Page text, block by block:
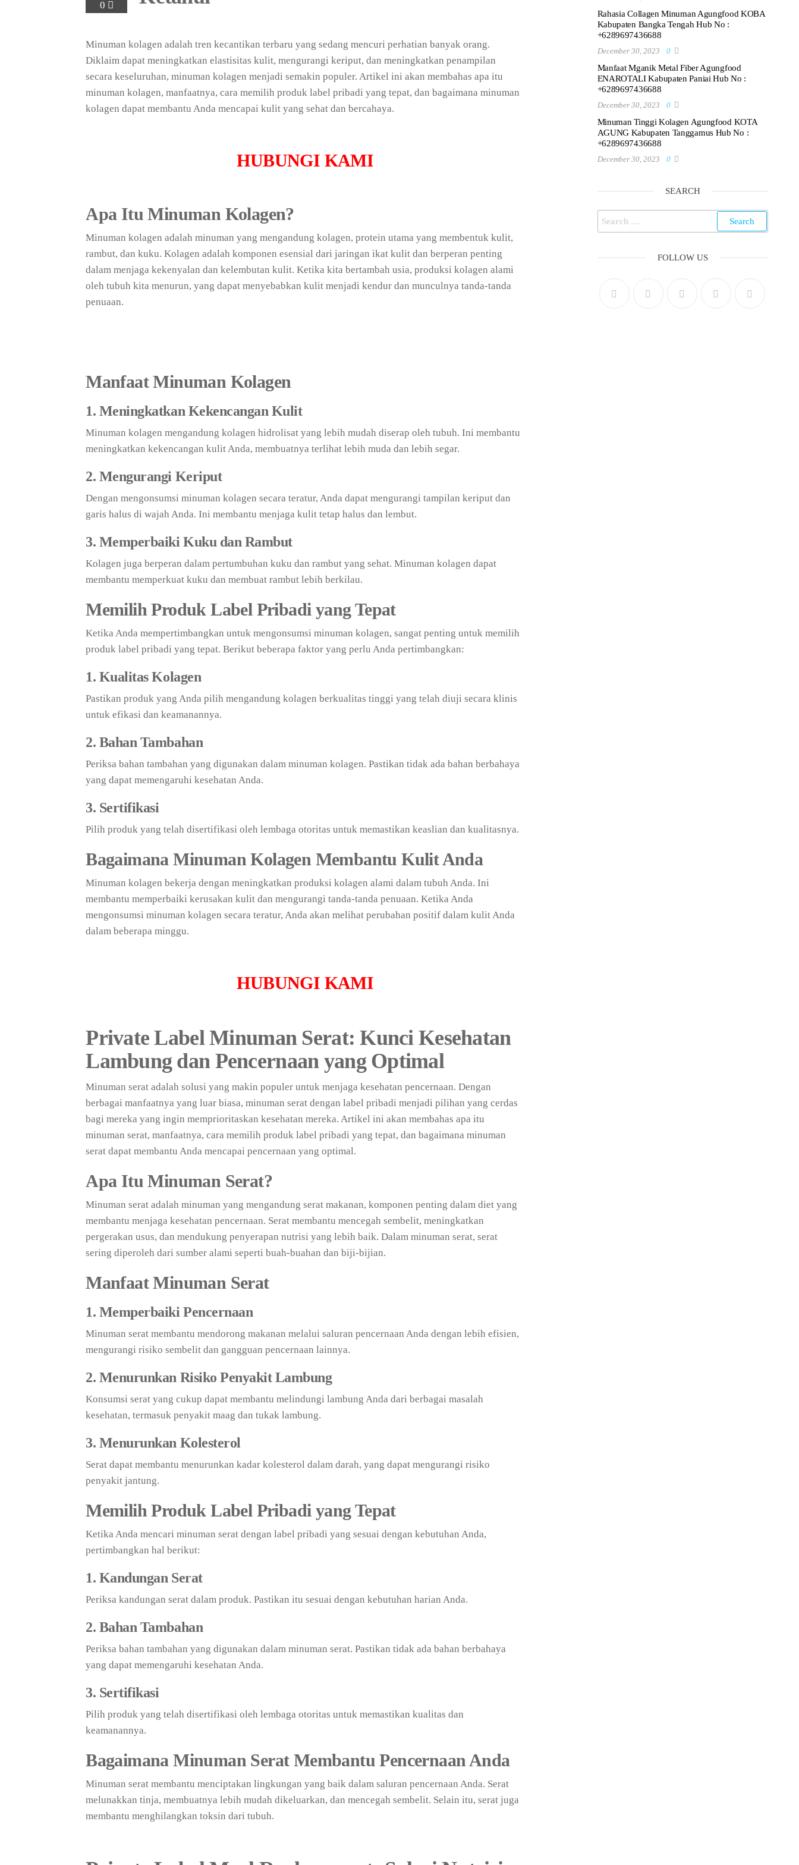
0
Minuman kolagen adalah tren kecantikan terbaru yang sedang mencuri perhatian banyak orang.
Diklaim dapat meningkatkan elastisitas kulit, mengurangi keriput, dan meningkatkan penampilan
secara keseluruhan, minuman kolagen menjadi semakin populer. Artikel ini akan membahas apa itu
minuman kolagen, manfaatnya, cara memilih produk label pribadi yang tepat, dan bagaimana minuman
kolagen dapat membantu Anda mencapai kulit yang sehat dan bercahaya.
HUBUNGI KAMI
Apa Itu Minuman Kolagen?
Minuman kolagen adalah minuman yang mengandung kolagen, protein utama yang membentuk kulit,
rambut, dan kuku. Kolagen adalah komponen esensial dari jaringan ikat kulit dan berperan penting
dalam menjaga kekenyalan dan kelembutan kulit. Ketika kita bertambah usia, produksi kolagen alami
oleh tubuh kita menurun, yang dapat menyebabkan kulit menjadi kendur dan munculnya tanda-tanda
penuaan.
Manfaat Minuman Kolagen
1. Meningkatkan Kekencangan Kulit
Minuman kolagen mengandung kolagen hidrolisat yang lebih mudah diserap oleh tubuh. Ini membantu
meningkatkan kekencangan kulit Anda, membuatnya terlihat lebih muda dan lebih segar.
2. Mengurangi Keriput
Dengan mengonsumsi minuman kolagen secara teratur, Anda dapat mengurangi tampilan keriput dan
garis halus di wajah Anda. Ini membantu menjaga kulit tetap halus dan lembut.
3. Memperbaiki Kuku dan Rambut
Kolagen juga berperan dalam pertumbuhan kuku dan rambut yang sehat. Minuman kolagen dapat
membantu memperkuat kuku dan membuat rambut lebih berkilau.
Memilih Produk Label Pribadi yang Tepat
Ketika Anda mempertimbangkan untuk mengonsumsi minuman kolagen, sangat penting untuk memilih
produk label pribadi yang tepat. Berikut beberapa faktor yang perlu Anda pertimbangkan:
1. Kualitas Kolagen
Pastikan produk yang Anda pilih mengandung kolagen berkualitas tinggi yang telah diuji secara klinis
untuk efikasi dan keamanannya.
2. Bahan Tambahan
Periksa bahan tambahan yang digunakan dalam minuman kolagen. Pastikan tidak ada bahan berbahaya
yang dapat memengaruhi kesehatan Anda.
3. Sertifikasi
Pilih produk yang telah disertifikasi oleh lembaga otoritas untuk memastikan keaslian dan kualitasnya.
Bagaimana Minuman Kolagen Membantu Kulit Anda
Minuman kolagen bekerja dengan meningkatkan produksi kolagen alami dalam tubuh Anda. Ini
membantu memperbaiki kerusakan kulit dan mengurangi tanda-tanda penuaan. Ketika Anda
mengonsumsi minuman kolagen secara teratur, Anda akan melihat perubahan positif dalam kulit Anda
dalam beberapa minggu.
HUBUNGI KAMI
Private Label Minuman Serat: Kunci Kesehatan
Lambung dan Pencernaan yang Optimal
Minuman serat adalah solusi yang makin populer untuk menjaga kesehatan pencernaan. Dengan
berbagai manfaatnya yang luar biasa, minuman serat dengan label pribadi menjadi pilihan yang cerdas
bagi mereka yang ingin memprioritaskan kesehatan mereka. Artikel ini akan membahas apa itu
minuman serat, manfaatnya, cara memilih produk label pribadi yang tepat, dan bagaimana minuman
serat dapat membantu Anda mencapai pencernaan yang optimal.
Apa Itu Minuman Serat?
Minuman serat adalah minuman yang mengandung serat makanan, komponen penting dalam diet yang
membantu menjaga kesehatan pencernaan. Serat membantu mencegah sembelit, meningkatkan
pergerakan usus, dan mendukung penyerapan nutrisi yang lebih baik. Dalam minuman serat, serat
sering diperoleh dari sumber alami seperti buah-buahan dan biji-bijian.
Manfaat Minuman Serat
1. Memperbaiki Pencernaan
Minuman serat membantu mendorong makanan melalui saluran pencernaan Anda dengan lebih efisien,
mengurangi risiko sembelit dan gangguan pencernaan lainnya.
2. Menurunkan Risiko Penyakit Lambung
Konsumsi serat yang cukup dapat membantu melindungi lambung Anda dari berbagai masalah
kesehatan, termasuk penyakit maag dan tukak lambung.
3. Menurunkan Kolesterol
Serat dapat membantu menurunkan kadar kolesterol dalam darah, yang dapat mengurangi risiko
penyakit jantung.
Memilih Produk Label Pribadi yang Tepat
Ketika Anda mencari minuman serat dengan label pribadi yang sesuai dengan kebutuhan Anda,
pertimbangkan hal berikut:
1. Kandungan Serat
Periksa kandungan serat dalam produk. Pastikan itu sesuai dengan kebutuhan harian Anda.
2. Bahan Tambahan
Periksa bahan tambahan yang digunakan dalam minuman serat. Pastikan tidak ada bahan berbahaya
yang dapat memengaruhi kesehatan Anda.
3. Sertifikasi
Pilih produk yang telah disertifikasi oleh lembaga otoritas untuk memastikan kualitas dan
keamanannya.
Bagaimana Minuman Serat Membantu Pencernaan Anda
Minuman serat membantu menciptakan lingkungan yang baik dalam saluran pencernaan Anda. Serat
melunakkan tinja, membuatnya lebih mudah dikeluarkan, dan mencegah sembelit. Selain itu, serat juga
membantu menghilangkan toksin dari tubuh.
Rahasia Collagen Minuman Agungfood KOBA
Kabupaten Bangka Tengah Hub No :
+6289697436688
December 30, 2023 0
Manfaat Mganik Metal Fiber Agungfood
ENAROTALI Kabupaten Paniai Hub No :
+6289697436688
December 30, 2023 0
Minuman Tinggi Kolagen Agungfood KOTA
AGUNG Kabupaten Tanggamus Hub No :
+6289697436688
December 30, 2023 0
SEARCH
Search
for:
FOLLOW US